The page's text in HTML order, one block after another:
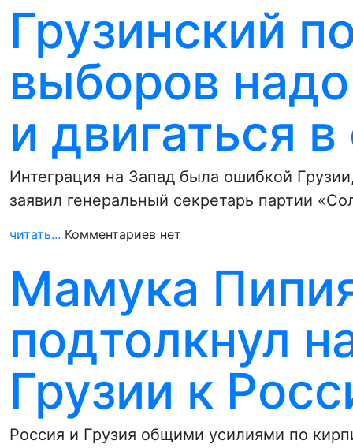
Грузинский
выборов
и двигаться
Интеграция на Запад была ошибкой
заявил генеральный секретарь партии
читать... Комментариев нет
Мамука
подтолкнул
Грузии к
Россия и Грузия общими усилиями по